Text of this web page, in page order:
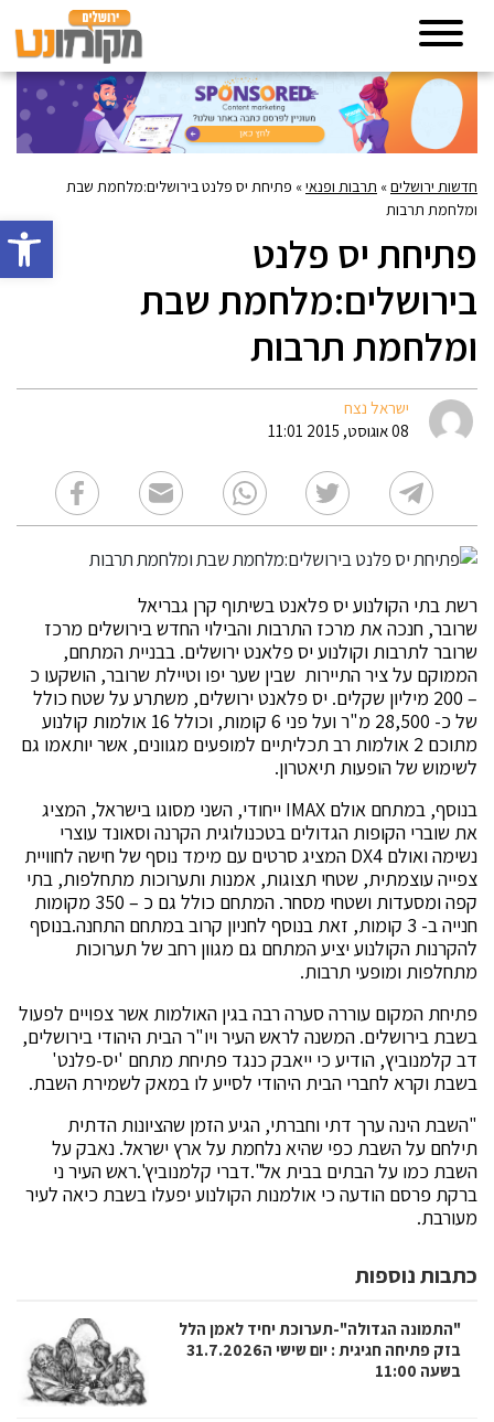
פתח
חדשות ירושלים» תרבות ופנאי» פתיחת יס פלנט בירושלים:מלחמת שבת
ומלחמת תרבות
פתיחת יס פלנט
בירושלים:מלחמת שבת
ומלחמת תרבות
ישראל נצח
08 אוגוסט, 2015 11:01
רשת בתי הקולנוע יס פלאנט בשיתוף קרן גבריאל
שרובר, חנכה את מרכז התרבות והבילוי החדש בירושלים מרכז
שרובר לתרבות וקולנוע יס פלאנט ירושלים. בבניית המתחם,
הממוקם על ציר התיירות שבין שער יפו וטיילת שרובר, הושקעו כ
– 200 מיליון שקלים. יס פלאנט ירושלים, משתרע על שטח כולל
של כ- 28,500 מ"ר ועל פני 6 קומות, וכולל 16 אולמות קולנוע
מתוכם 2 אולמות רב תכליתיים למופעים מגוונים, אשר יותאמו גם
לשימוש של הופעות תיאטרון.
בנוסף, במתחם אולם IMAX ייחודי, השני מסוגו בישראל, המציג
את שוברי הקופות הגדולים בטכנולוגית הקרנה וסאונד עוצרי
נשימה ואולם DX4 המציג סרטים עם מימד נוסף של חישה לחוויית
צפייה עוצמתית, שטחי תצוגות, אמנות ותערוכות מתחלפות, בתי
קפה ומסעדות ושטחי מסחר. המתחם כולל גם כ – 350 מקומות
חנייה ב- 3 קומות, זאת בנוסף לחניון קרוב במתחם התחנה.בנוסף
להקרנות הקולנוע יציע המתחם גם מגוון רחב של תערוכות
מתחלפות ומופעי תרבות.
פתיחת המקום עוררה סערה רבה בגין האולמות אשר צפויים לפעול
בשבת בירושלים. המשנה לראש העיר ויו"ר הבית היהודי בירושלים,
דב קלמנוביץ, הודיע כי ייאבק כנגד פתיחת מתחם 'יס-פלנט'
בשבת וקרא לחברי הבית היהודי לסייע לו במאק לשמירת השבת.
"השבת הינה ערך דתי וחברתי, הגיע הזמן שהציונות הדתית
תילחם על השבת כפי שהיא נלחמת על ארץ ישראל. נאבק על
השבת כמו על הבתים בבית אל".דברי קלמנוביץ'.ראש העיר ני
ברקת פרסם הודעה כי אולמנות הקולנוע יפעלו בשבת כיאה לעיר
מעורבת.
כתבות נוספות
"התמונה הגדולה"-תערוכת יחיד לאמן הלל
בזק פתיחה חגיגית : יום שישי ה31.7.2026
בשעה 11:00